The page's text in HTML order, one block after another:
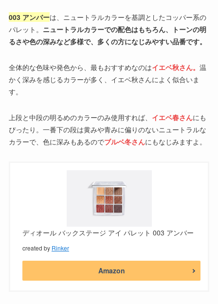
003 アンバーは、ニュートラルカラーを基調としたコッパー系の
パレット。 ニュートラルカラーでの配色はもちろん、トーンの明
るさや色の深みなど多様で、多くの方になじみやすい品番です。
全体的な色味や発色から、最もおすすめなのはイエベ秋さん。 温
かく深みを感じるカラーが多く、イエベ秋さんによく似合いま
す。
上段と中段の明るめのカラーのみ使用すれば、 イエベ春さんにも
ぴったり。一番下の段は黄みや青みに偏りのないニュートラルな
カラーで、色に深みもあるのでブルベ冬さんにもなじみますよ。
ディオール バックステージ アイ パレット 003 アンバー
created by Rinker
Amazon